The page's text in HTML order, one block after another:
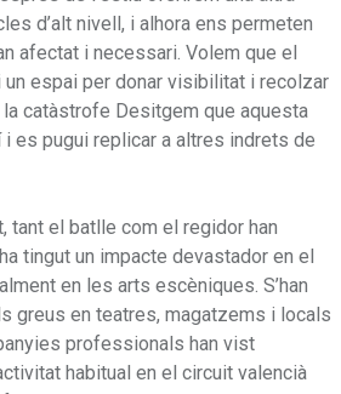
d’alt nivell, i alhora ens permeten
afectat i necessari. Volem que el
espai per donar visibilitat i recolzar
catàstrofe Desitgem que aquesta
es pugui replicar a altres indrets de
tant el batlle com el regidor han
tingut un impacte devastador en el
en les arts escèniques. S’han
greus en teatres, magatzems i locals
professionals han vist
habitual en el circuit valencià